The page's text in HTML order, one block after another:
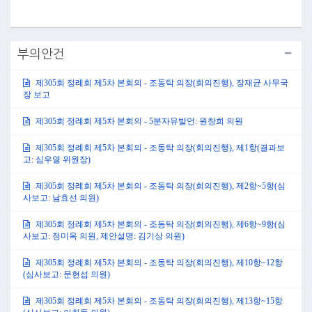
부의안건
제305회 정례회 제5차 본회의 - 조동탁 의장(회의진행), 장재균 사무국
장 보고
제305회 정례회 제5차 본회의 - 5분자유발언: 원창희 의원
제305회 정례회 제5차 본회의 - 조동탁 의장(회의진행), 제1항(결과보
고: 심우열 위원장)
제305회 정례회 제5차 본회의 - 조동탁 의장(회의진행), 제2항~5항(심
사보고: 남효선 의원)
제305회 정례회 제5차 본회의 - 조동탁 의장(회의진행), 제6항~9항(심
사보고: 정미옥 의원, 제안설명: 김기상 의원)
제305회 정례회 제5차 본회의 - 조동탁 의장(회의진행), 제10항~12항
(심사보고: 문현섭 의원)
제305회 정례회 제5차 본회의 - 조동탁 의장(회의진행), 제13항~15항